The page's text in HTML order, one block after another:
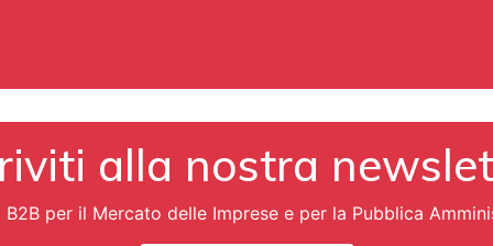
alla nostra
B2B per il Mercato delle Imprese e per la Pubblica